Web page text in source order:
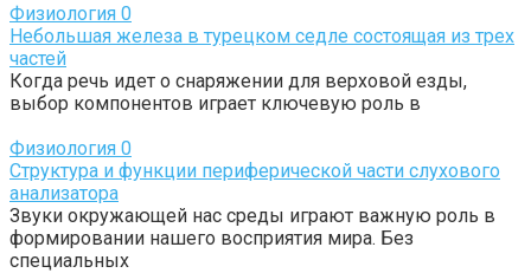
Физиология 0
Небольшая железа в турецком седле состоящая из трех
частей
Когда речь идет о снаряжении для верховой езды,
выбор компонентов играет ключевую роль в
Физиология 0
Структура и функции периферической части слухового
анализатора
Звуки окружающей нас среды играют важную роль в
формировании нашего восприятия мира. Без
специальных